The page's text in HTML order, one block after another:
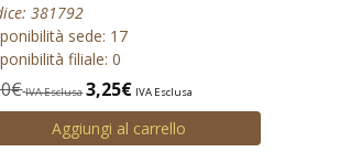
381792
sede: 17
filiale: 0
€ IVA Esclusa 3,25€ IVA Esclusa
Aggiungi al carrello